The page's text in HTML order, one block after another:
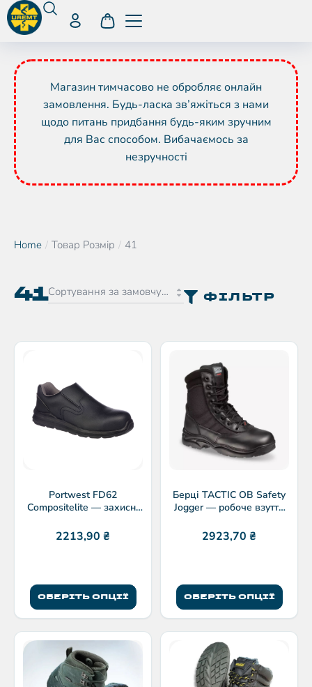
Магазин тимчасово не обробляє онлайн
замовлення. Будь-ласка зв’яжіться з нами
щодо питань придбання будь-яким зручним
для Вас способом. Вибачаємось за
незручності
You are here:
Home Товар Розмір 41
41 ФІЛЬТР
Portwest FD62
Compositelite — захисні
S3 SRC
2213,90 ₴
ОБЕРІТЬ ОПЦІЇ
Берці TACTIC OB Safety
Jogger — робоче взуття
2923,70 ₴
ОБЕРІТЬ ОПЦІЇ